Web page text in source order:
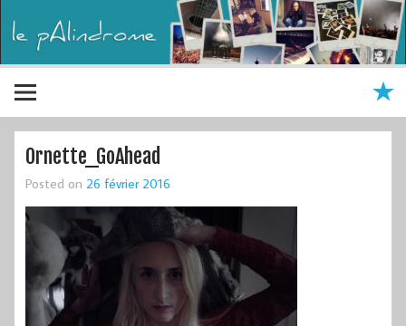
Ornette_GoAhead
Posted on 26 février 2016